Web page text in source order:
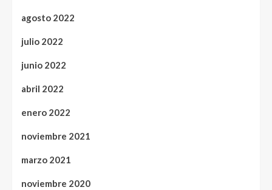
agosto 2022
julio 2022
junio 2022
abril 2022
enero 2022
noviembre 2021
marzo 2021
noviembre 2020